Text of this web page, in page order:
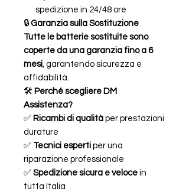
spedizione in 24/48 ore
🔒 Garanzia sulla Sostituzione
Tutte le batterie sostituite sono
coperte da una garanzia fino a 6
mesi , garantendo sicurezza e
affidabilità.
🛠 Perché scegliere DM
Assistenza?
✅ Ricambi di qualità per prestazioni
durature
✅ Tecnici esperti per una
riparazione professionale
✅ Spedizione sicura e veloce in
tutta Italia